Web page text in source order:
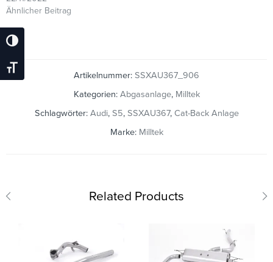
Umschalten Auf Hohe Kontraste
Schrift Vergrößern
Ähnlicher Beitrag
Artikelnummer: SSXAU367_906
Kategorien: Abgasanlage, Milltek
Schlagwörter: Audi, S5, SSXAU367, Cat-Back Anlage
Marke: Milltek
Related Products